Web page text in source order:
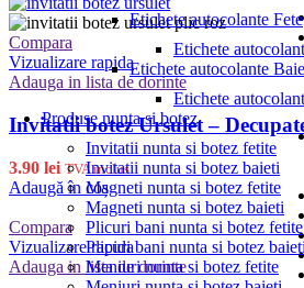
Etichete autocolante Fete
Etichete
Etichete autocolante
Etichete
Produse nunta si botez
Invitatii nunta si botez fetite
Invitatii nunta si botez baieti
Magneti nunta si botez fetite
Magneti nunta si botez baieti
Plicuri bani nunta si botez fetite
Plicuri bani nunta si botez baieti
Meniuri nunta si botez fetite
Compara
Vizualizare rapida
Adauga in lista de dorinte
Invitatii botez Ursulet –
3.90 lei TVA inclus
Adaugă în coș
Compara
Vizualizare rapida
Adauga in lista de dorinte